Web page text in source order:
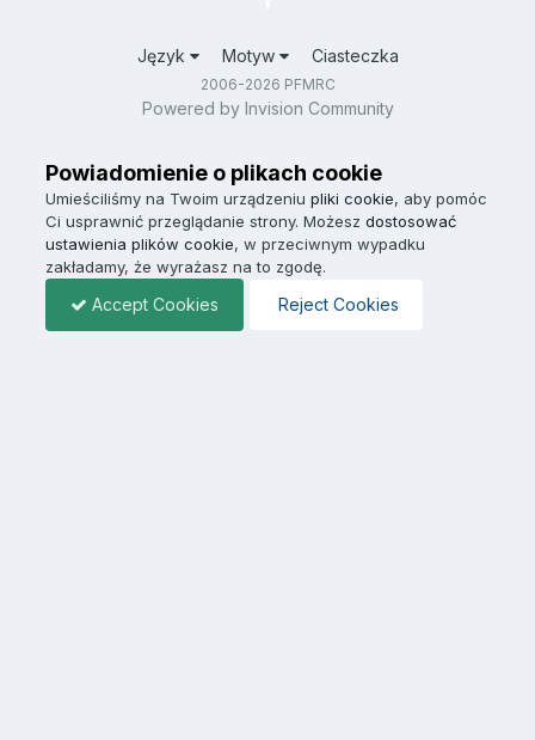
Język Motyw Ciasteczka
2006-2026 PFMRC
Powered by Invision Community
Powiadomienie o plikach cookie
Umieściliśmy na Twoim urządzeniu pliki cookie, aby pomóc
Ci usprawnić przeglądanie strony. Możesz dostosować
ustawienia plików cookie, w przeciwnym wypadku
zakładamy, że wyrażasz na to zgodę.
Accept Cookies Reject Cookies